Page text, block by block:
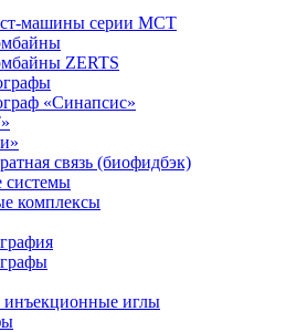
машины серии MCT
ZERTS
«Синапсис»
связь (биофидбэк)
системы
комплексы
инъекционные иглы